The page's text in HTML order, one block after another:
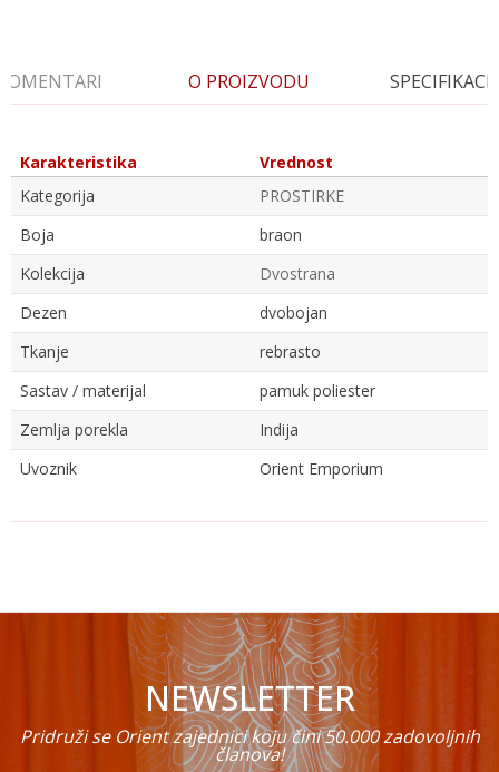
O PROIZVODU
Karakteristika
Vrednost
Kategorija
PROSTIRKE
Boja
braon
Kolekcija
Dvostrana
Dezen
dvobojan
Tkanje
rebrasto
Sastav / materijal
pamuk poliester
Zemlja porekla
Indija
Uvoznik
Orient Emporium
NEWSLETTER
Pridruži se Orient zajednici koju čini 50.000 zadovoljnih
članova!